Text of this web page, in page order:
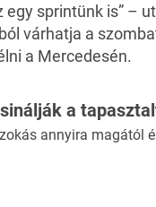
egy sprintünk is” –
várhatja a
a Mercedesén.
a
annyira magától